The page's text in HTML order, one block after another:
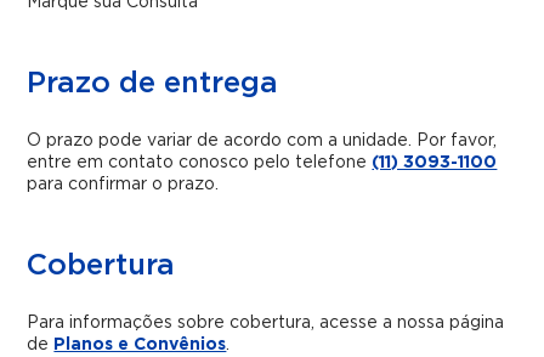
Prazo de entrega
O prazo pode variar de acordo com a unidade. Por favor,
entre em contato conosco pelo telefone (11) 3093-1100
para confirmar o prazo.
Cobertura
Para informações sobre cobertura, acesse a nossa página
de Planos e Convênios.